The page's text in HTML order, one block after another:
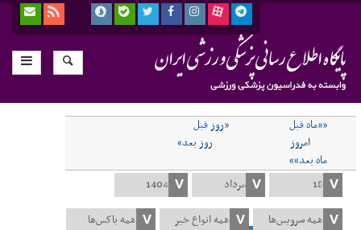
««ماه قبل
«روز قبل
امروز
روز بعد»
ماه بعد»»